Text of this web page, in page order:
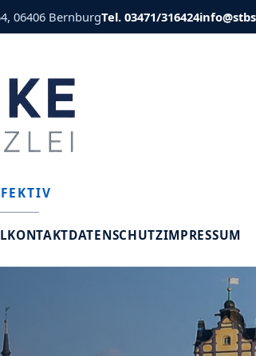
06406 BernburgTel. 03471/316424
KONTAKTDATENSCHUTZIMPRESSUM